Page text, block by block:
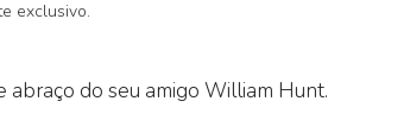
exclusivo.
abraço do seu amigo William Hunt.